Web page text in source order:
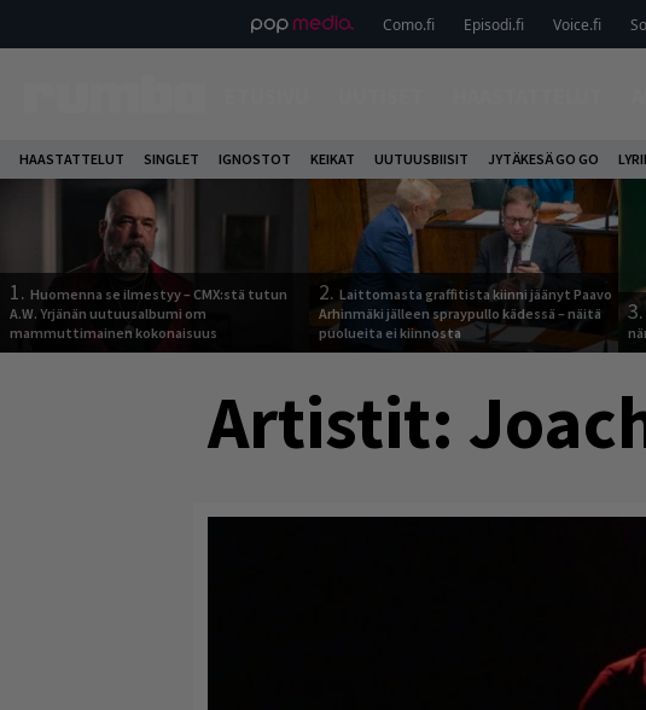
Como.fi Episodi.fi Voice.fi
HAASTATTELUT SINGLET IGNOSTOT KEIKAT UUTUUSBIISIT JYTÄKESÄ GO GO
1. Huomenna se ilmestyy – CMX:stä tutun
A.W. Yrjänän uutuusalbumi om
mammuttimainen kokonaisuus
2. Laittomasta graffitista kiinni jäänyt Paavo
Arhinmäki jälleen spraypullo kädessä – näitä
puolueita ei kiinnosta
3.
Artistit: